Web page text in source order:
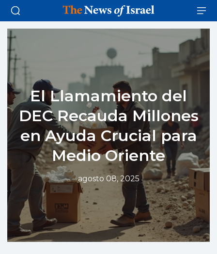
El Llamamiento del
DEC Recauda Millones
en Ayuda Crucial para
Medio Oriente
agosto 08, 2025